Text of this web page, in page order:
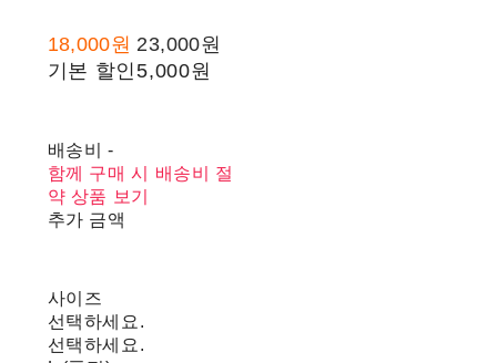
18,000원 23,000원
기본 할인5,000원
배송비-
함께 구매 시 배송비 절
약 상품 보기
추가 금액
사이즈
선택하세요.
선택하세요.